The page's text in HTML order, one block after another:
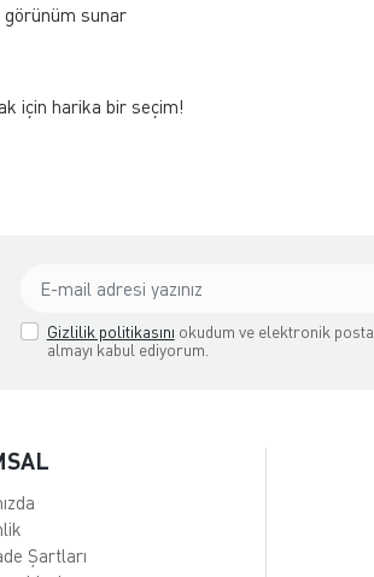
sunar
için harika bir seçim!
Gizlilik politikasını okudum ve elektronik posta
almayı kabul ediyorum.
Şartları